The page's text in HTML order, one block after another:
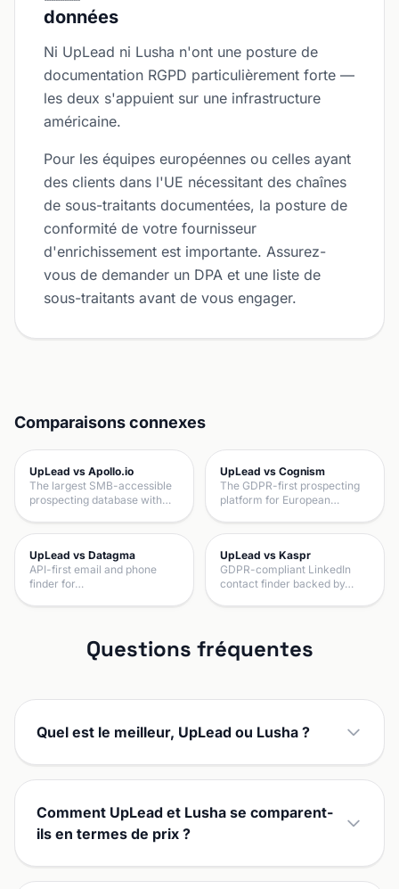
données
Ni UpLead ni Lusha n'ont une posture de
documentation RGPD particulièrement forte —
les deux s'appuient sur une infrastructure
américaine.
Pour les équipes européennes ou celles ayant
des clients dans l'UE nécessitant des chaînes
de sous-traitants documentées, la posture de
conformité de votre fournisseur
d'enrichissement est importante. Assurez-
vous de demander un DPA et une liste de
sous-traitants avant de vous engager.
Comparaisons connexes
UpLead vs Apollo.io
The largest SMB-accessible
prospecting database with…
UpLead vs Cognism
The GDPR-first prospecting
platform for European…
UpLead vs Datagma
API-first email and phone
finder for…
UpLead vs Kaspr
GDPR-compliant LinkedIn
contact finder backed by…
Questions fréquentes
Quel est le meilleur, UpLead ou Lusha ?
Comment UpLead et Lusha se comparent-
ils en termes de prix ?